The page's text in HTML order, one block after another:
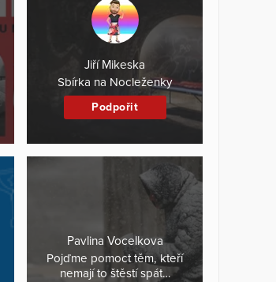
Jiří Mikeska
Sbírka na Nocleženky
Podpořit
Pavlina Vocelkova
Pojďme pomoct těm, kteří
nemají to štěstí spát…